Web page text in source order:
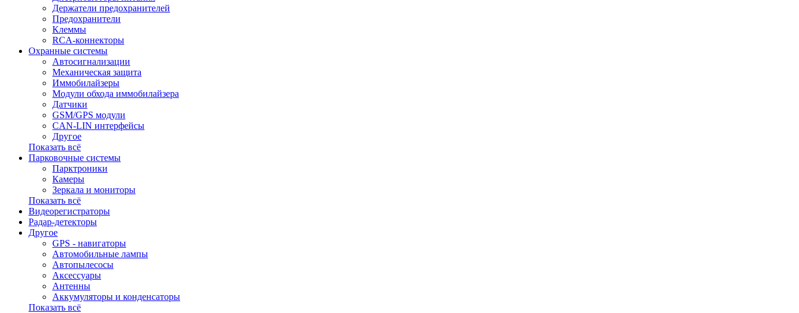
Держатели предохранителей
Предохранители
Клеммы
RCA-коннекторы
Охранные системы
Автосигнализации
Механическая защита
Иммобилайзеры
Модули обхода иммобилайзера
Датчики
GSM/GPS модули
CAN-LIN интерфейсы
Другое
Показать всё
Парковочные системы
Парктроники
Камеры
Зеркала и мониторы
Показать всё
Видеорегистраторы
Радар-детекторы
Другое
GPS - навигаторы
Автомобильные лампы
Автопылесосы
Аксессуары
Антенны
Аккумуляторы и конденсаторы
Показать всё